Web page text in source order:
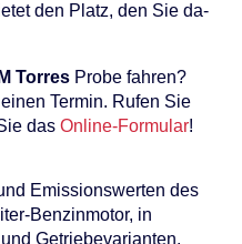
den Platz, den Sie da­
Tor­res Pro­be fah­ren?
Ter­min. Ru­fen Sie
das On­line-For­mu­lar!